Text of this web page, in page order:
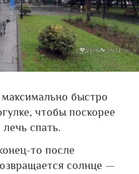
быстро
чтобы поскорее
спать.
то после
солнце —